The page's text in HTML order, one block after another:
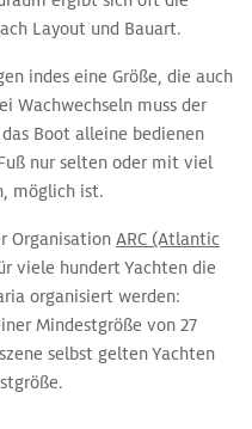
Layout und Bauart.
indes eine Größe, die auch
Wachwechseln muss der
Boot alleine bedienen
nur selten oder mit viel
möglich ist.
Organisation ARC (Atlantic
viele hundert Yachten die
organisiert werden:
Mindestgröße von 27
selbst gelten Yachten